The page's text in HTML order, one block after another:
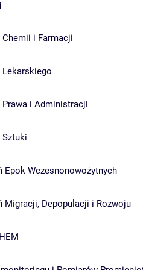
Chemii i Farmacji
Lekarskiego
Prawa i Administracji
Sztuki
Epok Wczesnonowożytnych
Migracji, Depopulacji i Rozwoju